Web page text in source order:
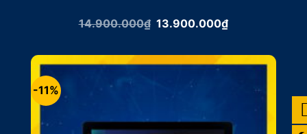
14.900.000₫ Giá
14.900.000₫.
13.900.000₫Giá
là:
13.900.000₫.
-11%